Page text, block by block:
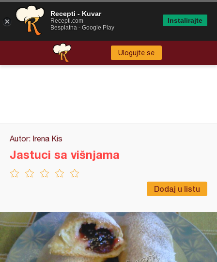
Ulogujte se
Autor: Irena Kis
Dodaj u listu
Jastuci sa višnjama
Recepti - Kuvar
Recepti.com
Besplatna - Google Play
Instalirajte